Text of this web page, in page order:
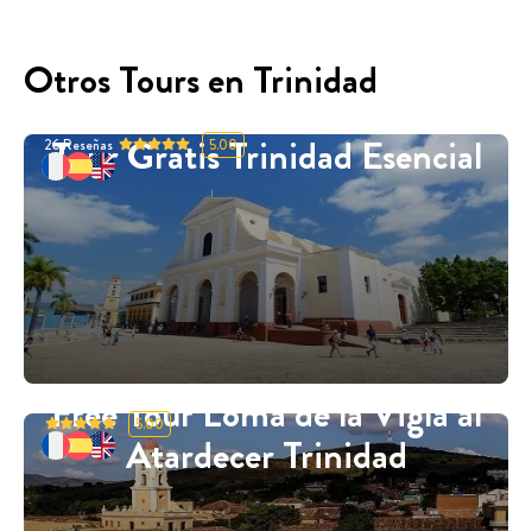
Otros Tours en Trinidad
Tour Gratis Trinidad Esencial
26Reseñas 5.00
Free Tour Loma de la Vigía al
Atardecer Trinidad
5.00